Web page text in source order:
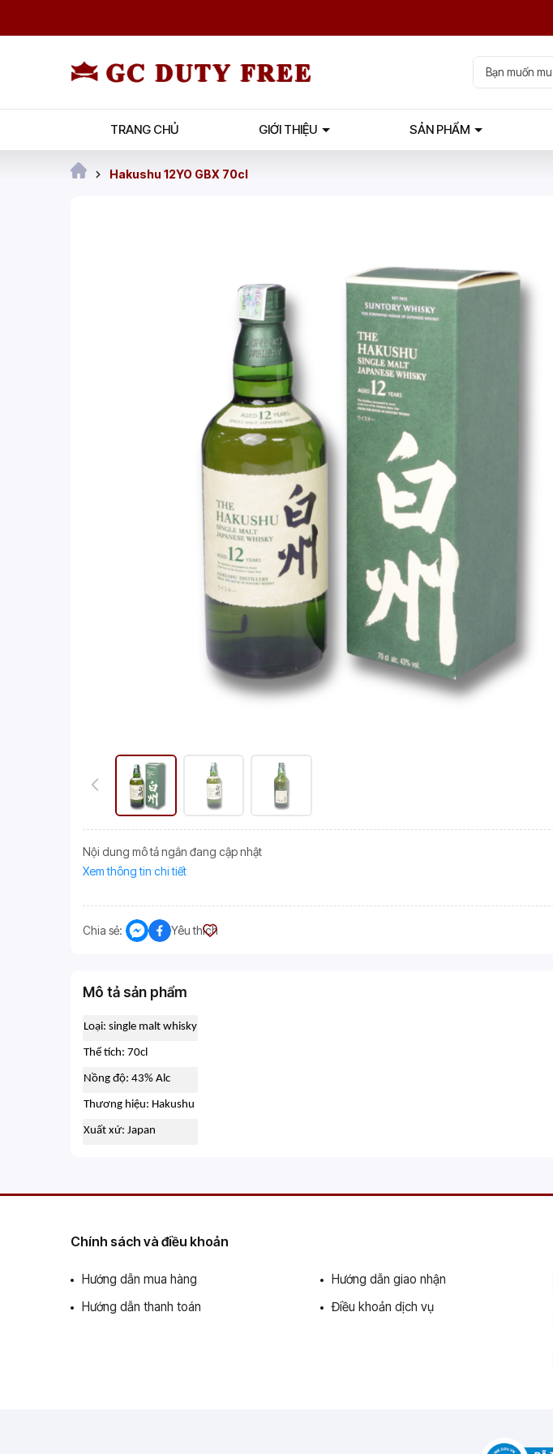
TRANG CHỦ GIỚI THIỆU SẢN PHẨM
Hakushu 12YO GBX 70cl
Nội dung mô tả ngắn đang cập nhật
Xem thông tin chi tiết
Chia sẻ: Yêu thích
Mô tả sản phẩm
Loại: single malt whisky
Thể tích: 70cl
Nồng độ: 43% Alc
Thương hiệu: Hakushu
Xuất xứ: Japan
Chính sách và điều khoản
Hướng dẫn mua hàng
Hướng dẫn thanh toán
Hướng dẫn giao nhận
Điều khoản dịch vụ